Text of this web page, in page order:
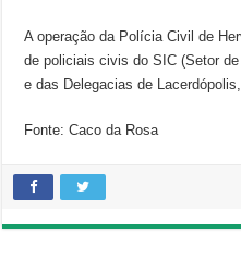
A operação da Polícia Civil de
de policiais civis do SIC (Setor
e das Delegacias de
Fonte: Caco da Rosa